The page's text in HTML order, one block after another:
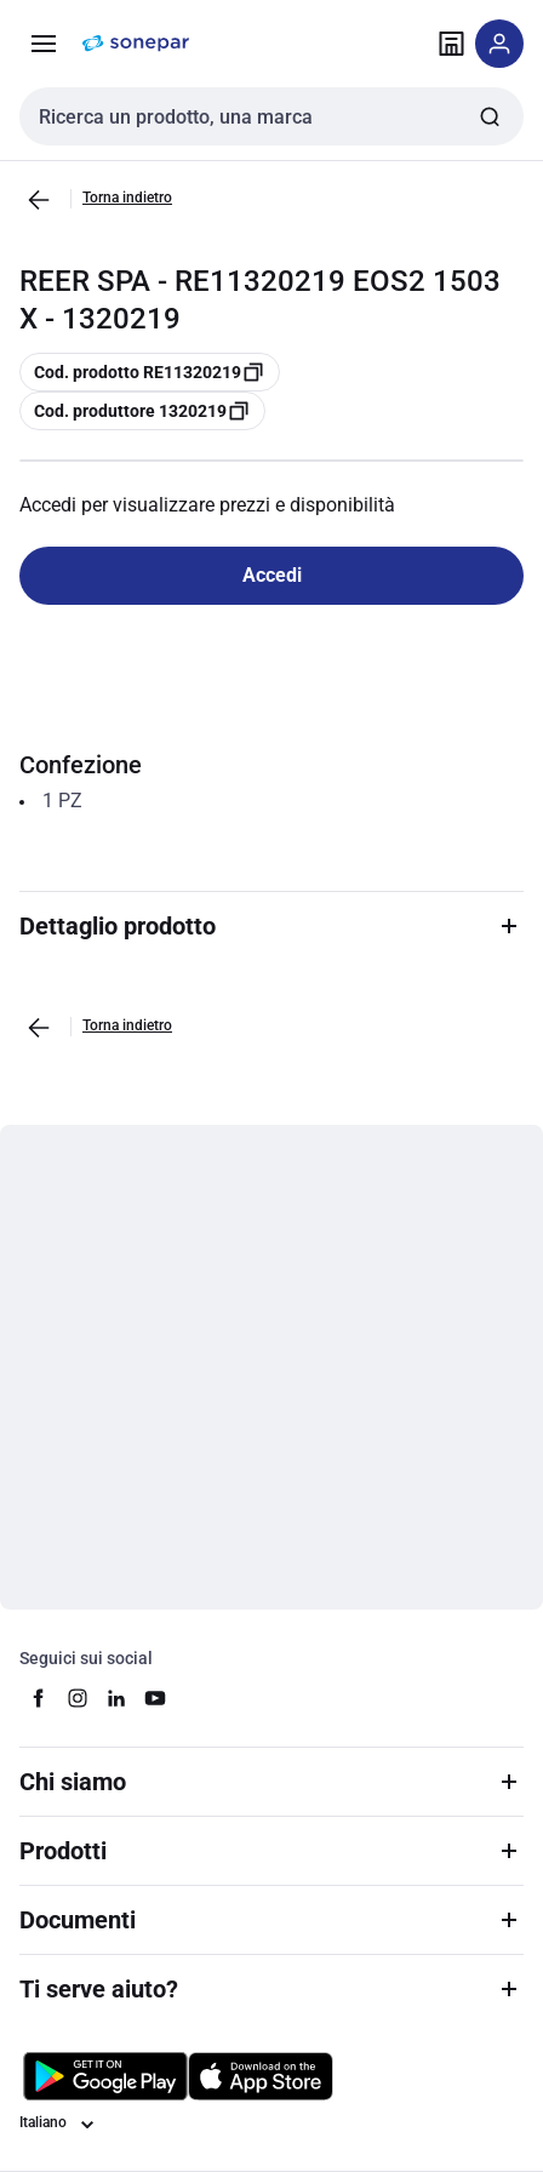
navigazione alla
Cerca input
Torna indietro
REER SPA - RE11320219 EOS2 1503
X - 1320219
copia
Cod. prodotto RE11320219
copia
Cod. produttore 1320219
Accedi per visualizzare prezzi e disponibilità
Accedi
Confezione
1 PZ
Dettaglio prodotto
Torna indietro
Seguici sui social
Chi siamo
Prodotti
Documenti
Ti serve aiuto?
Lingua